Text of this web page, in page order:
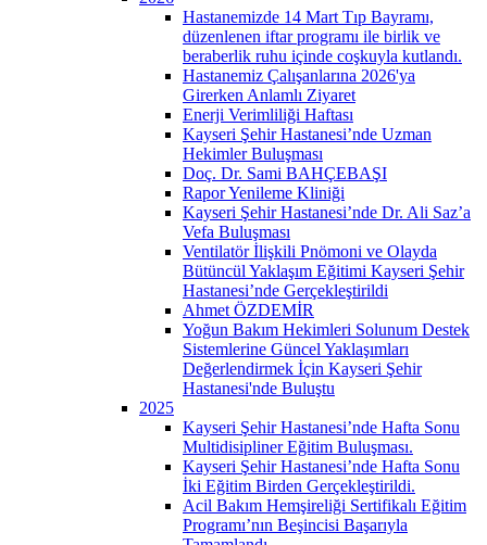
Hastanemizde 14 Mart Tıp Bayramı,
düzenlenen iftar programı ile birlik ve
beraberlik ruhu içinde coşkuyla kutlandı.
Hastanemiz Çalışanlarına 2026'ya
Girerken Anlamlı Ziyaret
Enerji Verimliliği Haftası
Kayseri Şehir Hastanesi’nde Uzman
Hekimler Buluşması
Doç. Dr. Sami BAHÇEBAŞI
Rapor Yenileme Kliniği
Kayseri Şehir Hastanesi’nde Dr. Ali Saz’a
Vefa Buluşması
Ventilatör İlişkili Pnömoni ve Olayda
Bütüncül Yaklaşım Eğitimi Kayseri Şehir
Hastanesi’nde Gerçekleştirildi
Ahmet ÖZDEMİR
Yoğun Bakım Hekimleri Solunum Destek
Sistemlerine Güncel Yaklaşımları
Değerlendirmek İçin Kayseri Şehir
Hastanesi'nde Buluştu
2025
Kayseri Şehir Hastanesi’nde Hafta Sonu
Multidisipliner Eğitim Buluşması.
Kayseri Şehir Hastanesi’nde Hafta Sonu
İki Eğitim Birden Gerçekleştirildi.
Acil Bakım Hemşireliği Sertifikalı Eğitim
Programı’nın Beşincisi Başarıyla